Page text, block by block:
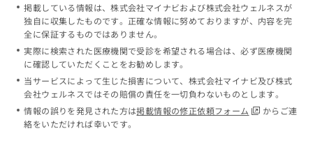
掲載している情報は、株式会社マイナビおよび株式会社ウェルネスが
独自に収集したものです。正確な情報に努めておりますが、内容を完
全に保証するものではありません。
実際に検索された医療機関で受診を希望される場合は、必ず医療機関
に確認していただくことをお勧めします。
当サービスによって生じた損害について、株式会社マイナビ及び株式
会社ウェルネスではその賠償の責任を一切負わないものとします。
情報の誤りを発見された方は掲載情報の修正依頼フォーム
からご連
絡をいただければ幸いです。